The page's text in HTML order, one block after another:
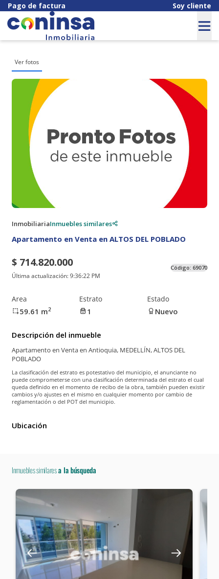
Pago de factura Soy cliente
Ver fotos
InmobiliariaInmuebles similares
Apartamento en Venta en ALTOS DEL POBLADO
$ 714.820.000
Última actualización:9:36:22 PM
Código: 69070
Area
59.61 m2
Estrato
1
Estado
Nuevo
Descripción del inmueble
Apartamento en Venta en Antioquia, MEDELLÍN, ALTOS DEL
POBLADO
La clasificación del estrato es potestativo del municipio, el anunciante no
puede comprometerse con una clasificación determinada del estrato el cual
queda definido en el momento de recibo de la obra, también pueden existir
cambios y/o ajustes en el mismo en cualquier momento por cambio de
reglamentación o del POT del municipio.
Ubicación
Inmuebles similaresa la búsqueda